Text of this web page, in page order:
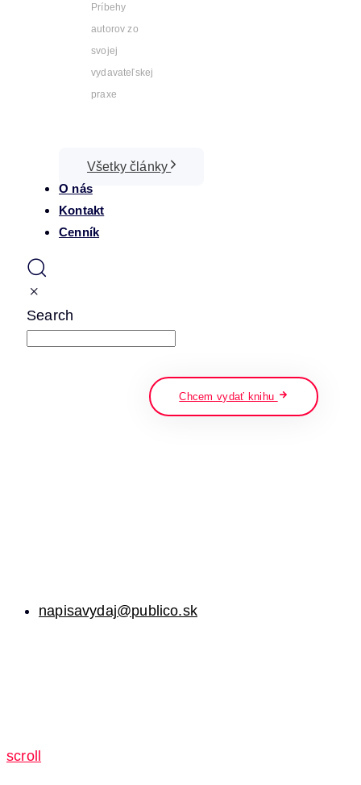
Príbehy
autorov zo
svojej
vydavateľskej
praxe
Všetky články
O nás
Kontakt
Cenník
Search
Chcem vydať knihu
napisavydaj@publico.sk
scroll